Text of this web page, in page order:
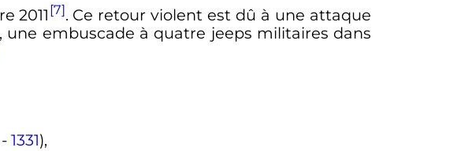
2011 [7]. Ce retour violent est dû à une attaque
embuscade à quatre jeeps militaires dans
1331),